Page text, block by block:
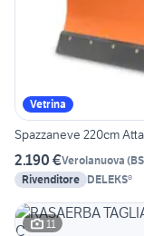
Vetrina
Spazzaneve 220cm
2.190 €Verolanuova (BS
Rivenditore DELEKS®
11